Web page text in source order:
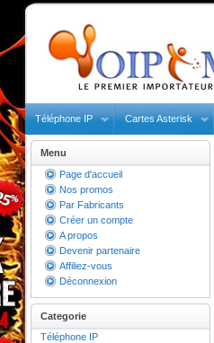
Téléphone IP Cartes Asterisk
Menu
Page d'accueil
Nos promos
Par Fabricants
Créer un compte
A propos
Devenir partenaire
Affiliez-vous
Déconnexion
Categorie
Téléphone IP